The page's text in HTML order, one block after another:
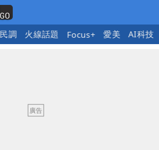
調 火線話題 Focus+ 愛美 AI科技